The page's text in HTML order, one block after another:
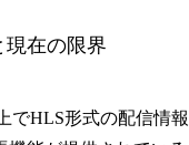
現在の限界
でHLS形式の配信情報